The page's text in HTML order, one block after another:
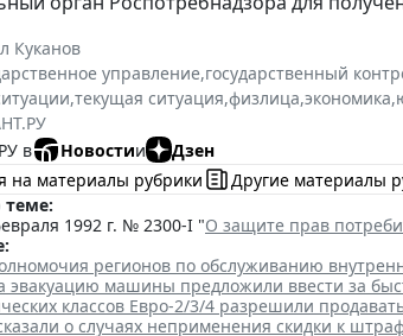
Куканов
управление,государственный
,текущая ситуация,физлица,экономика,
в
Новостии
Дзен
на материалы рубрики
Другие материалы
1992 г. № 2300-I "О защите прав
регионов по обслуживанию
эвакуацию машины предложили ввести за
классов Евро-2/3/4 разрешили
о случаях неприменения скидки к